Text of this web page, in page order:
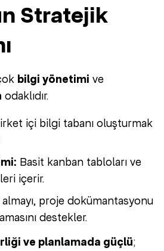
Stratejik
bilgi yönetimi ve
odaklıdır.
içi bilgi tabanı oluşturmak
Basit kanban tabloları ve
içerir.
proje dokümantasyonu
destekler.
ve planlamada güçlü;